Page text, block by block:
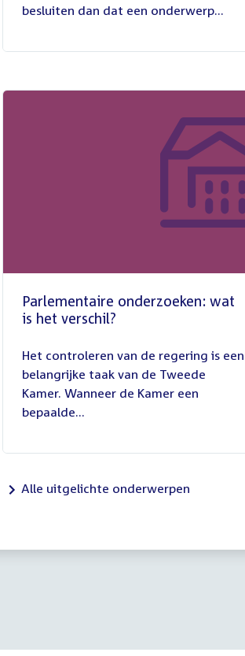
besluiten dan dat een onderwerp...
Parlementaire onderzoeken: wat
is het verschil?
juli
2026
Het controleren van de regering is een
belangrijke taak van de Tweede
Kamer. Wanneer de Kamer een
bepaalde...
Alle uitgelichte onderwerpen